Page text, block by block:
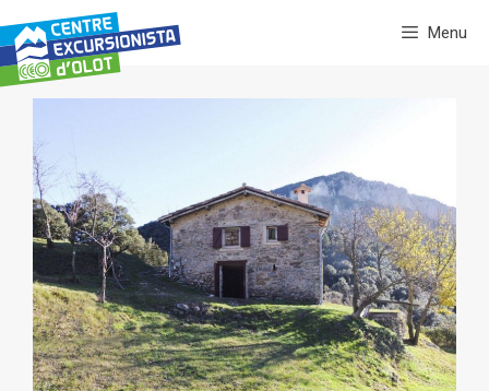
al
contingut
Menu